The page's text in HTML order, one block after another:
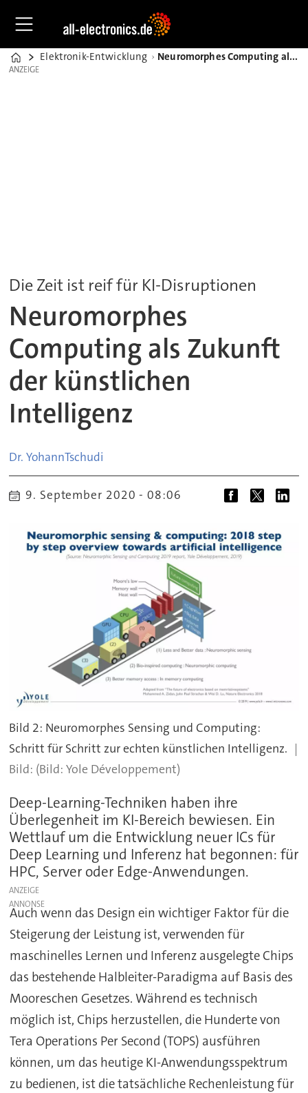
Home
Elektronik-Entwicklung Neuromorphes Computing als Zukunft der künstlichen Intelligenz
ANZEIGE
ANZEIGE
Die Zeit ist reif für KI-Disruptionen
Neuromorphes
Computing als Zukunft
der künstlichen
Intelligenz
Dr. YohannTschudi
9. September 2020 - 08:06
Bild 2: Neuromorphes Sensing und Computing:
Schritt für Schritt zur echten künstlichen Intelligenz.
(Bild: Yole Développement)
Deep-Learning-Techniken haben ihre
Überlegenheit im KI-Bereich bewiesen. Ein
Wettlauf um die Entwicklung neuer ICs für
Deep Learning und Inferenz hat begonnen: für
HPC, Server oder Edge-Anwendungen.
ANZEIGE
Auch wenn das Design ein wichtiger Faktor für die
Steigerung der Leistung ist, verwenden für
maschinelles Lernen und Inferenz ausgelegte Chips
das bestehende Halbleiter-Paradigma auf Basis des
Mooreschen Gesetzes. Während es technisch
möglich ist, Chips herzustellen, die Hunderte von
Tera Operations Per Second (TOPS) ausführen
können, um das heutige KI-Anwendungsspektrum
zu bedienen, ist die tatsächliche Rechenleistung für